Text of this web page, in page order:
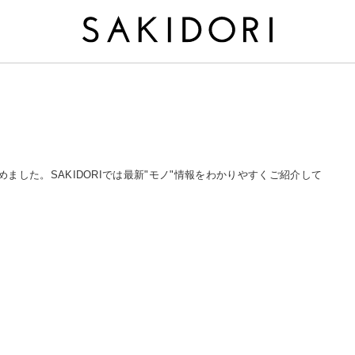
ました。SAKIDORIでは最新"モノ"情報をわかりやすくご紹介して